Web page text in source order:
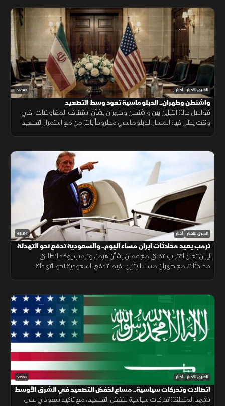
52:41 الشرق للأخبار أخبار
واشنطن وطهران.. الدبلوماسية تعود وسط التصعيد
تتواصل حالة التباين بين واشنطن وطهران بشأن استئناف المفاوضات، في
وقت يظل فيه المسار الدبلوماسي مطروحاً بالتزامن مع استمرار التصعيد
48:54 الشرق للأخبار أخبار
ترمب يعيد محادثات إيران مساء اليوم.. والسعودية تدفع نحو التهدئة
إيران تعلن اقتراب اتفاق مع عمان بشأن هرمز، وترمب يؤكد انطلاق
محادثات مع طهران مساء الإثنين، فيما تدفع السعودية نحو التهدئة،
51:28 الشرق للأخبار أخبار
اتصالات وتحركات سياسية.. مساع لخفض التصعيد في الشرق الأوسط
تشهد المنطقة تحركات سياسية لخفض التصعيد، مع تأكيد سعودي على